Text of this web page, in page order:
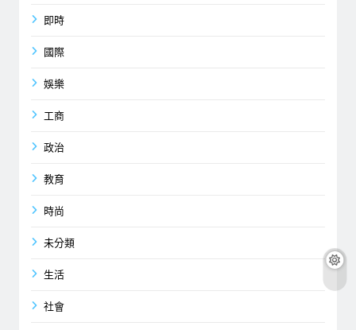
即時
國際
娛樂
工商
政治
教育
時尚
未分類
生活
社會